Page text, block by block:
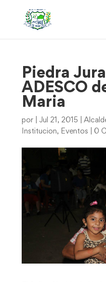
Piedra
ADESCO
Maria
por Jul 21, 2015
Institucion, Eventos 0